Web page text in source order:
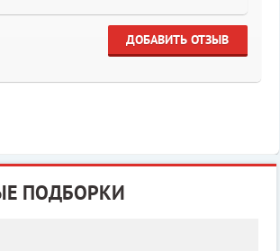
ДОБАВИТЬ ОТЗЫВ
ПОДБОРКИ